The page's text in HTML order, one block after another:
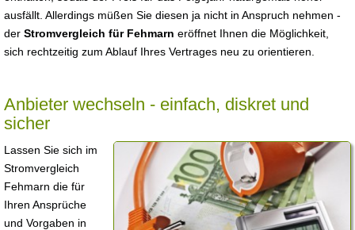
ausfällt. Allerdings müßen Sie diesen ja nicht in Anspruch nehmen -
der Stromvergleich für Fehmarn eröffnet Ihnen die Möglichkeit,
sich rechtzeitig zum Ablauf Ihres Vertrages neu zu orientieren.
Anbieter wechseln - einfach, diskret und
sicher
Lassen Sie sich im
Stromvergleich
Fehmarn die für
Ihren Ansprüche
und Vorgaben in